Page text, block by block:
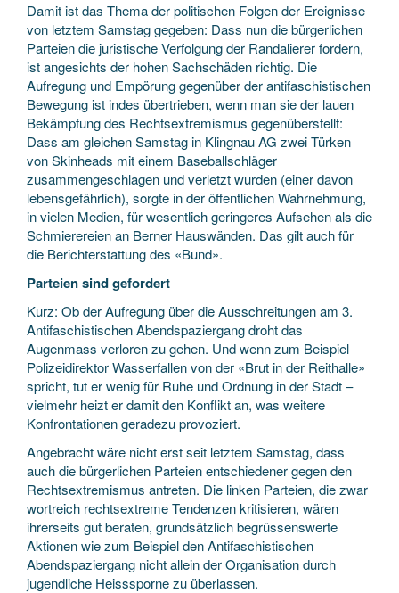
Damit ist das Thema der politischen Folgen der Ereignisse
von letztem Samstag gegeben: Dass nun die bürgerlichen
Parteien die juristische Verfolgung der Randalierer fordern,
ist angesichts der hohen Sachschäden richtig. Die
Aufregung und Empörung gegenüber der antifaschistischen
Bewegung ist indes übertrieben, wenn man sie der lauen
Bekämpfung des Rechtsextremismus gegenüberstellt:
Dass am gleichen Samstag in Klingnau AG zwei Türken
von Skinheads mit einem Baseballschläger
zusammengeschlagen und verletzt wurden (einer davon
lebensgefährlich), sorgte in der öffentlichen Wahrnehmung,
in vielen Medien, für wesentlich geringeres Aufsehen als die
Schmierereien an Berner Hauswänden. Das gilt auch für
die Berichterstattung des «Bund».
Parteien sind gefordert
Kurz: Ob der Aufregung über die Ausschreitungen am 3.
Antifaschistischen Abendspaziergang droht das
Augenmass verloren zu gehen. Und wenn zum Beispiel
Polizeidirektor Wasserfallen von der «Brut in der Reithalle»
spricht, tut er wenig für Ruhe und Ordnung in der Stadt –
vielmehr heizt er damit den Konflikt an, was weitere
Konfrontationen geradezu provoziert.
Angebracht wäre nicht erst seit letztem Samstag, dass
auch die bürgerlichen Parteien entschiedener gegen den
Rechtsextremismus antreten. Die linken Parteien, die zwar
wortreich rechtsextreme Tendenzen kritisieren, wären
ihrerseits gut beraten, grundsätzlich begrüssenswerte
Aktionen wie zum Beispiel den Antifaschistischen
Abendspaziergang nicht allein der Organisation durch
jugendliche Heisssporne zu überlassen.